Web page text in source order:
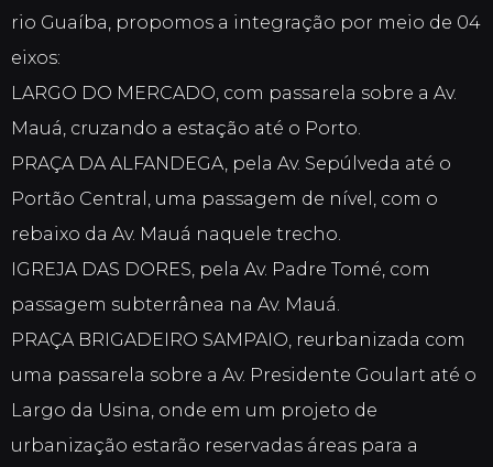
rio Guaíba, propomos a integração por meio de 04
eixos:
LARGO DO MERCADO, com passarela sobre a Av.
Mauá, cruzando a estação até o Porto.
PRAÇA DA ALFANDEGA, pela Av. Sepúlveda até o
Portão Central, uma passagem de nível, com o
rebaixo da Av. Mauá naquele trecho.
IGREJA DAS DORES, pela Av. Padre Tomé, com
passagem subterrânea na Av. Mauá.
PRAÇA BRIGADEIRO SAMPAIO, reurbanizada com
uma passarela sobre a Av. Presidente Goulart até o
Largo da Usina, onde em um projeto de
urbanização estarão reservadas áreas para a